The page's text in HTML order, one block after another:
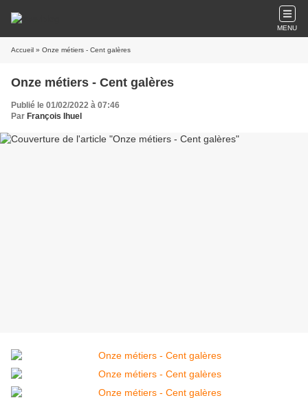
MENU
Accueil » Onze métiers - Cent galères
Onze métiers - Cent galères
Publié le 01/02/2022 à 07:46
Par François Ihuel